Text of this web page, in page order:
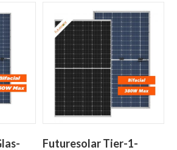
ohne anti-dumping-
Steuern
Futuresolar Tier-1-